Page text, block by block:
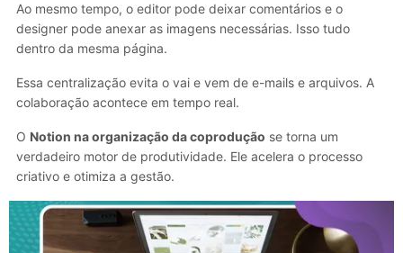
Ao mesmo tempo, o editor pode deixar comentários e o
designer pode anexar as imagens necessárias. Isso tudo
dentro da mesma página.
Essa centralização evita o vai e vem de e-mails e arquivos. A
colaboração acontece em tempo real.
O Notion na organização da coprodução se torna um
verdadeiro motor de produtividade. Ele acelera o processo
criativo e otimiza a gestão.